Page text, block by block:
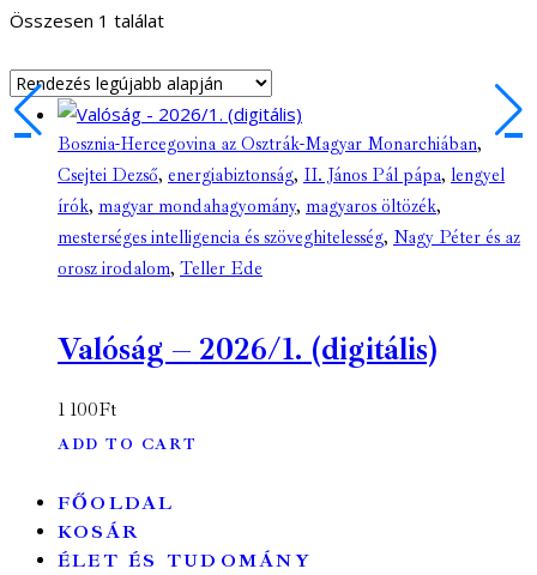
Összesen 1 találat
Bosznia-Hercegovina az Osztrák-Magyar Monarchiában,
Csejtei Dezső, energiabiztonság, II. János Pál pápa, lengyel
írók, magyar mondahagyomány, magyaros öltözék,
mesterséges intelligencia és szöveghitelesség, Nagy Péter és az
orosz irodalom, Teller Ede
Valóság – 2026/1. (digitális)
1 100Ft
ADD TO CART
FŐOLDAL
KOSÁR
ÉLET ÉS TUDOMÁNY